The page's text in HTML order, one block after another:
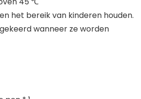
het bereik van kinderen houden.
wanneer ze worden